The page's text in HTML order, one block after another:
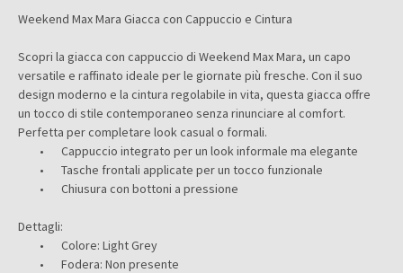
Weekend Max Mara Giacca con Cappuccio e Cintura
Scopri la giacca con cappuccio di Weekend Max Mara, un capo
versatile e raffinato ideale per le giornate più fresche. Con il suo
design moderno e la cintura regolabile in vita, questa giacca offre
un tocco di stile contemporaneo senza rinunciare al comfort.
Perfetta per completare look casual o formali.
•
Cappuccio integrato per un look informale ma elegante
•
Tasche frontali applicate per un tocco funzionale
•
Chiusura con bottoni a pressione
Dettagli:
•
Colore: Light Grey
•
Fodera: Non presente